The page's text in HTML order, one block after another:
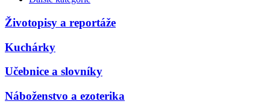
Životopisy a reportáže
Kuchárky
Učebnice a slovníky
Náboženstvo a ezoterika